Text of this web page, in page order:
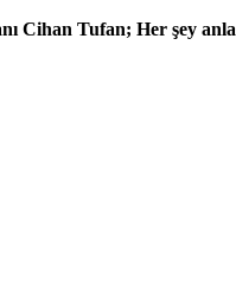
Cihan Tufan; Her şey